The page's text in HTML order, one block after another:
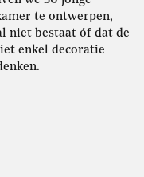
te ontwerpen,
niet bestaat óf dat de
enkel decoratie